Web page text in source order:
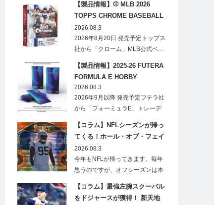
【製品情報】⚾ MLB 2026
TOPPS CHROME BASEBALL
LOGOFRACTOR
2026.08.3
2026年8月20日 発売予定トップス
社から「クローム」MLB公式ベ…
【製品情報】2025-26 FUTERA
FORMULA E HOBBY
2026.08.3
2026年9月以降 発売予定フテラ社
から「フォーミュラE」トレーデ
【コラム】NFLシーズンが帰っ
てくる！ホール・オブ・フェイ
ムゲームで注目したい7選手
2026.08.3
今年もNFLが帰ってきます。毎年
思うのですが、オフシーズンは本
【コラム】最強左腕スクーバル
をドジャースが獲得！ 新天地